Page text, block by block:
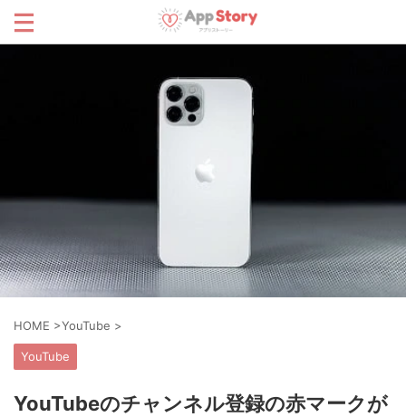
HOME >YouTube >
YouTube
YouTubeのチャンネル登録の赤マークが